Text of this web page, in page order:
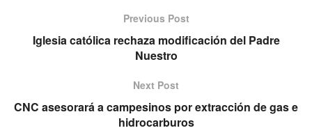
Previous Post
Iglesia católica rechaza modificación del Padre
Nuestro
Next Post
CNC asesorará a campesinos por extracción de gas e
hidrocarburos